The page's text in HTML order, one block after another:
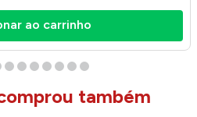
ao carrinho
também